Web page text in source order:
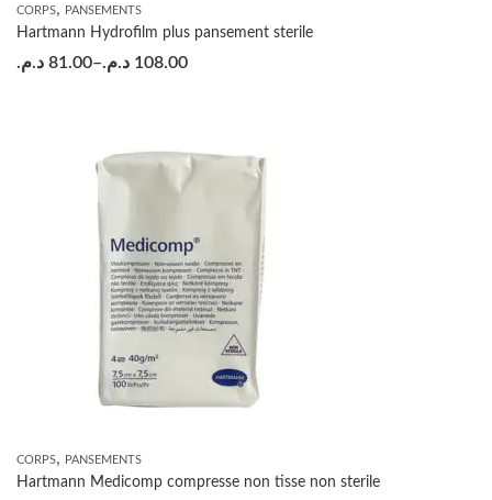
CORPS, PANSEMENTS
Hartmann Hydrofilm plus pansement sterile
81.00 د.م. – 108.00 د.م.
CORPS, PANSEMENTS
Hartmann Medicomp compresse non tisse non sterile